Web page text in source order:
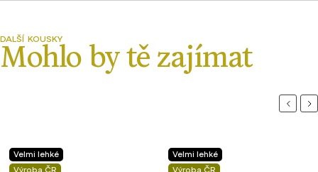
Velmi lehké
Výroba ČR
Velmi lehké
Výroba ČR